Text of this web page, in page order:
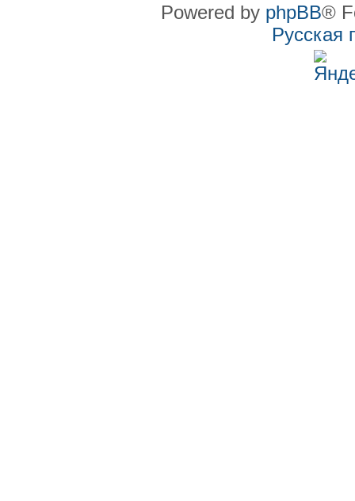
Powered by phpBB®
Русская